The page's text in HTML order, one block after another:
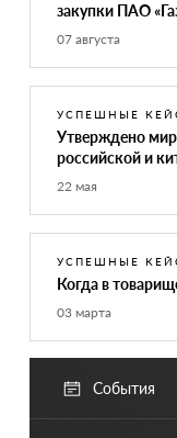
закупки ПАО
07 августа
УСПЕШНЫЕ
Утверждено
российской и
22 мая
УСПЕШНЫЕ
Когда в
03 марта
События